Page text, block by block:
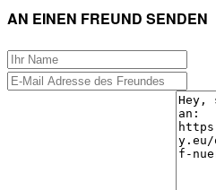
AN EINEN FREUND SENDEN